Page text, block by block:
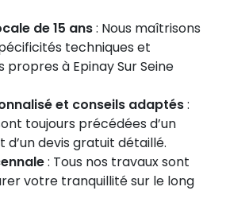
de 15 ans: Nous maîtrisons
techniques et
à Epinay Sur Seine
et conseils adaptés:
toujours précédées d’un
devis gratuit détaillé.
: Tous nos travaux sont
votre tranquillité sur le long